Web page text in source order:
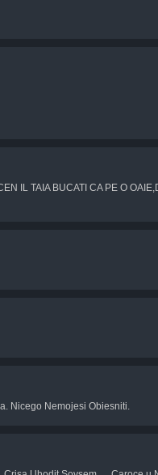
IL TAIA BUCATI CA PE O
Nicego Nemojesi Obiesniti.